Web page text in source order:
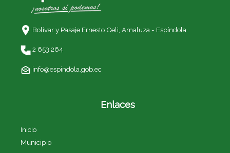
Bolívar y Pasaje Ernesto Celi, Amaluza - Espíndola
2 653 264
info@espindola.gob.ec
Enlaces
Inicio
Municipio